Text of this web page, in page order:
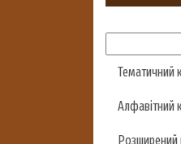
Тематичний
Алфавітний
Розширений